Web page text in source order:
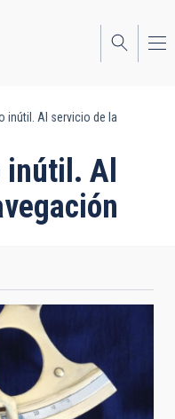
inútil. Al servicio de la
Al
Puerto (IAC).